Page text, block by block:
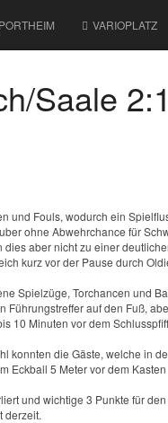
VARIOPLATZ
Saale 2:1
und Fouls, wodurch ein
ohne Abwehrchance für
aber nicht zu einer
kurz vor der Pause durch
Spielzüge, Torchancen und
Führungstreffer auf den Fuß,
10 Minuten vor dem
konnten die Gäste, welche in
Eckball 5 Meter vor dem Kasten
und wichtige 3 Punkte für
derzeit.